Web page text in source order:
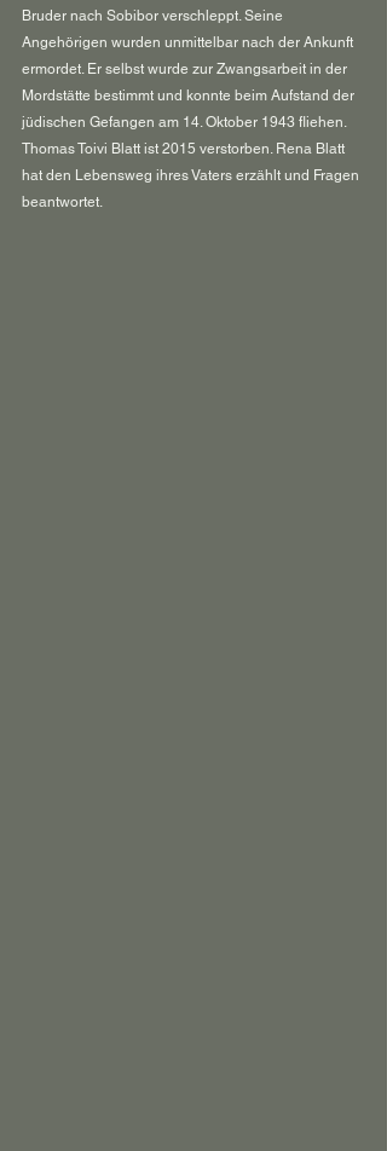
Bruder nach Sobibor verschleppt. Seine
Angehörigen wurden unmittelbar nach der Ankunft
ermordet. Er selbst wurde zur Zwangsarbeit in der
Mordstätte bestimmt und konnte beim Aufstand der
jüdischen Gefangen am 14. Oktober 1943 fliehen.
Thomas Toivi Blatt ist 2015 verstorben. Rena Blatt
hat den Lebensweg ihres Vaters erzählt und Fragen
beantwortet.